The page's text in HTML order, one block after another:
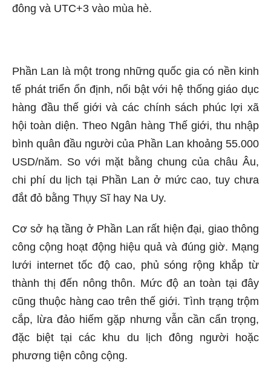
đông và UTC+3 vào mùa hè.
Phần Lan là một trong những quốc gia có nền kinh
tế phát triển ổn định, nổi bật với hệ thống giáo dục
hàng đầu thế giới và các chính sách phúc lợi xã
hội toàn diện. Theo Ngân hàng Thế giới, thu nhập
bình quân đầu người của Phần Lan khoảng 55.000
USD/năm. So với mặt bằng chung của châu Âu,
chi phí du lịch tại Phần Lan ở mức cao, tuy chưa
đắt đỏ bằng Thụy Sĩ hay Na Uy.
Cơ sở hạ tầng ở Phần Lan rất hiện đại, giao thông
công cộng hoạt động hiệu quả và đúng giờ. Mạng
lưới internet tốc độ cao, phủ sóng rộng khắp từ
thành thị đến nông thôn. Mức độ an toàn tại đây
cũng thuộc hàng cao trên thế giới. Tình trạng trộm
cắp, lừa đảo hiếm gặp nhưng vẫn cần cẩn trọng,
đặc biệt tại các khu du lịch đông người hoặc
phương tiện công cộng.